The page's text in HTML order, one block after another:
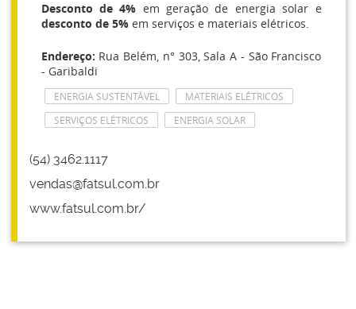
Desconto de 4% em geração de energia solar e
desconto de 5%em serviços e materiais elétricos.
Endereço: Rua Belém, n° 303, Sala A - São Francisco
- Garibaldi
ENERGIA SUSTENTÁVEL
MATERIAIS ELÉTRICOS
SERVIÇOS ELÉTRICOS
ENERGIA SOLAR
(54) 3462.1117
vendas@fatsul.com.br
www.fatsul.com.br/